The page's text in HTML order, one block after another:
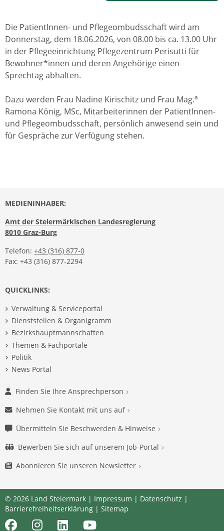
Die PatientInnen- und Pflegeombudsschaft wird am
Donnerstag, dem 18.06.2026, von 08.00 bis ca. 13.00 Uhr
in der Pflegeeinrichtung Pflegezentrum Perisutti für
Bewohner*innen und deren Angehörige einen
Sprechtag abhalten.
Dazu werden Frau Nadine Kirischitz und Frau Mag.a
Ramona König, MSc, Mitarbeiterinnen der PatientInnen-
und Pflegeombudsschaft, persönlich anwesend sein und
für Gespräche zur Verfügung stehen.
MEDIENINHABER:
Amt der Steiermärkischen Landesregierung
8010 Graz-Burg
Telefon: +43 (316) 877-0
Fax: +43 (316) 877-2294
QUICKLINKS:
Verwaltung & Serviceportal
Dienststellen & Organigramm
Bezirkshauptmannschaften
Themen & Fachportale
Politik
News Portal
Finden Sie Ihre Ansprechperson
Nehmen Sie Kontakt mit uns auf
Übermitteln Sie Beschwerden & Hinweise
Bewerben Sie sich auf unserem Job-Portal
Abonnieren Sie unseren Newsletter
© 2026 Land Steiermark | Impressum | Datenschutz |
Barrierefreiheitserklärung | Sitemap
FacebookInstagramLinkedInYoutube